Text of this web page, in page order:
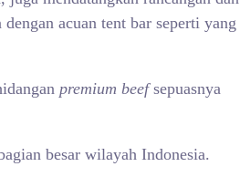
acuan tent bar seperti yang
premium beefsepuasnya
besar wilayah Indonesia.